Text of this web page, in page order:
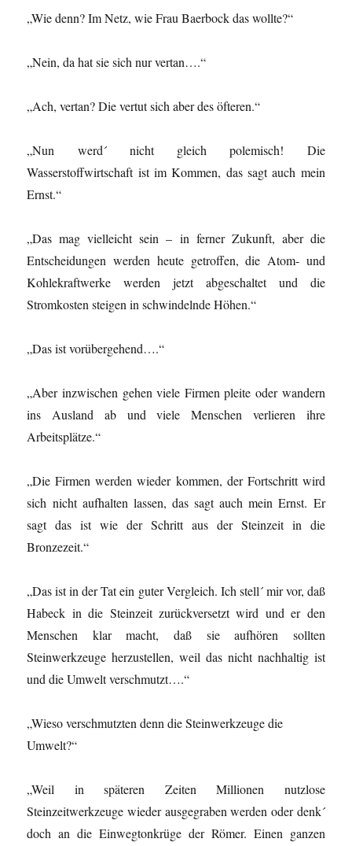
„Wie denn? Im Netz, wie Frau Baerbock das wollte?“
„Nein, da hat sie sich nur vertan….“
„Ach, vertan? Die vertut sich aber des öfteren.“
„Nun werd´ nicht gleich polemisch! Die
Wasserstoffwirtschaft ist im Kommen, das sagt auch mein
Ernst.“
„Das mag vielleicht sein – in ferner Zukunft, aber die
Entscheidungen werden heute getroffen, die Atom- und
Kohlekraftwerke werden jetzt abgeschaltet und die
Stromkosten steigen in schwindelnde Höhen.“
„Das ist vorübergehend….“
„Aber inzwischen gehen viele Firmen pleite oder wandern
ins Ausland ab und viele Menschen verlieren ihre
Arbeitsplätze.“
„Die Firmen werden wieder kommen, der Fortschritt wird
sich nicht aufhalten lassen, das sagt auch mein Ernst. Er
sagt das ist wie der Schritt aus der Steinzeit in die
Bronzezeit.“
„Das ist in der Tat ein guter Vergleich. Ich stell´ mir vor, daß
Habeck in die Steinzeit zurückversetzt wird und er den
Menschen klar macht, daß sie aufhören sollten
Steinwerkzeuge herzustellen, weil das nicht nachhaltig ist
und die Umwelt verschmutzt….“
„Wieso verschmutzten denn die Steinwerkzeuge die
Umwelt?“
„Weil in späteren Zeiten Millionen nutzlose
Steinzeitwerkzeuge wieder ausgegraben werden oder denk´
doch an die Einwegtonkrüge der Römer. Einen ganzen